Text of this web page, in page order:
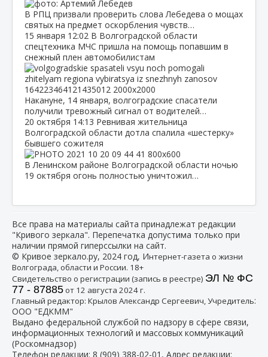
В РПЦ призвали проверить слова Лебедева о мощах
святых на предмет оскорбления чувств…
15 января 12:02 В Волгоградской области
спецтехника МЧС пришла на помощь попавшим в
снежный плен автомобилистам
Накануне, 14 января, волгоградские спасатели
получили тревожный сигнал от водителей…
20 октября 14:13 Ревнивая жительница
Волгоградской области дотла спалила «шестерку»
бывшего сожителя
В Ленинском районе Волгоградской области ночью
19 октября огонь полностью уничтожил…
Все права на материалы сайта принадлежат редакции
"Кривого зеркала". Перепечатка допустима только при
наличии прямой гиперссылки на сайт.
© Кривое зеркало.ру, 2024 год, Интернет-газета о жизни
Волгограда, области и России. 18+
Свидетельство о регистрации (запись в реестре) ЭЛ № ФС
77 - 87885от 12 августа 2024 г.
Главный редактор: Крылов Александр Сергеевич, Учредитель:
ООО "ЕДКММ"
Выдано федеральной службой по надзору в сфере связи,
информационных технологий и массовых коммуникаций
(Роскомнадзор)
Телефон редакции: 8 (909) 388-02-01 , Адрес редакции: